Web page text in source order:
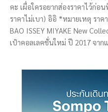
คะ เผื่อใครอยากส่องราคาไว้ก่อ
ราคาไม่เบา) อิอิ *หมายเหตุ รา
BAO ISSEY MIYAKE New
เป๋าคอลเลคชั่นใหม่ ปี 2017 จากแ